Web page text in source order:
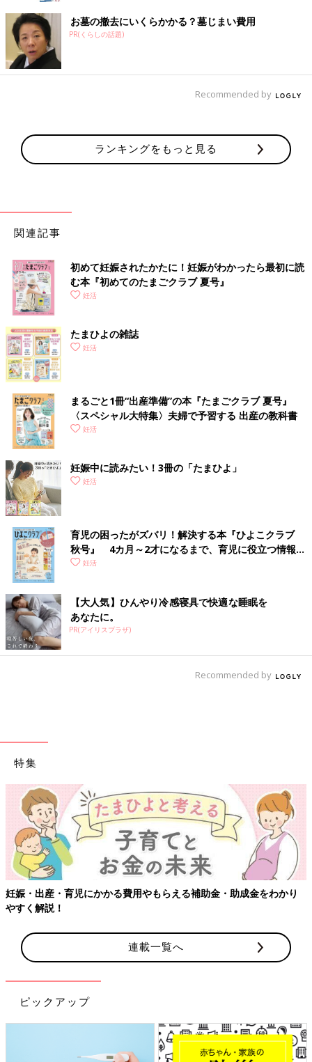
お墓の撤去にいくらかかる？墓じまい費用
PR(くらしの話題)
Recommended by
ランキングをもっと見る
関連記事
初めて妊娠されたかたに！妊娠がわかったら最初に読
む本『初めてのたまごクラブ 夏号』
妊活
たまひよの雑誌
妊活
まるごと1冊“出産準備”の本『たまごクラブ 夏号』
〈スペシャル大特集〉夫婦で予習する 出産の教科書
妊活
妊娠中に読みたい！3冊の「たまひよ」
妊活
育児の困ったがズバリ！解決する本『ひよこクラブ
秋号』 4カ月～2才になるまで、育児に役立つ情報が
いっぱい！
妊活
【大人気】ひんやり冷感寝具で快適な睡眠を
あなたに。
PR(アイリスプラザ)
Recommended by
特集
【ワクチン接種できるものも】妊婦の感染症対策、知っておいて！
連載一覧へ
ピックアップ